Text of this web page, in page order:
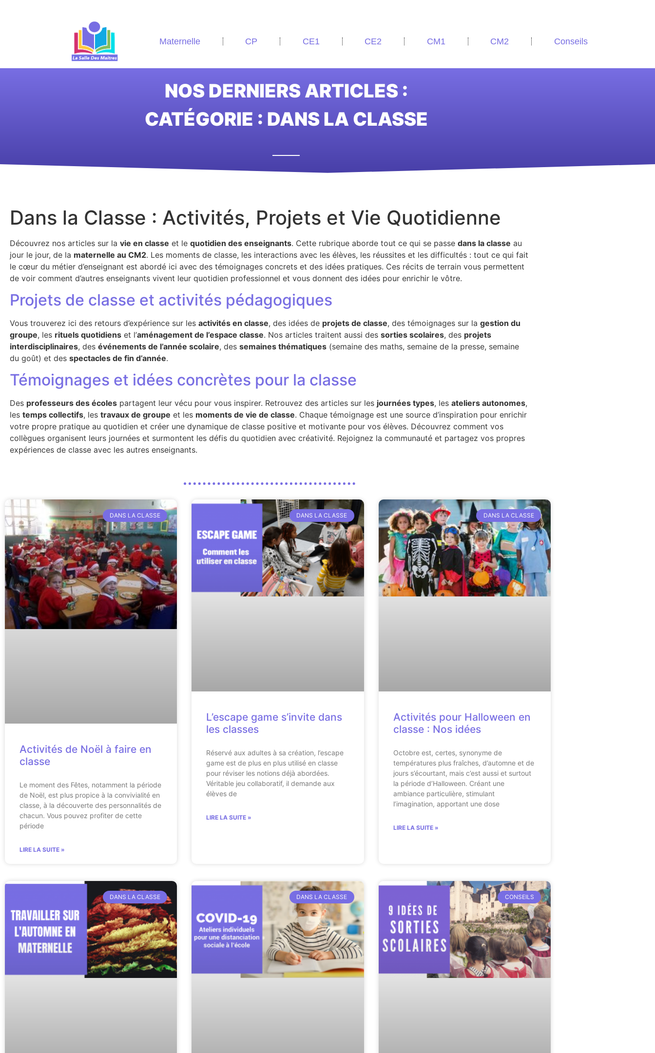
Maternelle CP CE1 CE2 CM1 CM2 Conseils
NOS DERNIERS ARTICLES :
CATÉGORIE : DANS LA CLASSE
Dans la Classe : Activités, Projets et Vie Quotidienne
Découvrez nos articles sur la vie en classe et le quotidien des enseignants. Cette rubrique aborde tout ce qui se passe dans la classe au
jour le jour, de la maternelle au CM2. Les moments de classe, les interactions avec les élèves, les réussites et les difficultés : tout ce qui fait
le cœur du métier d’enseignant est abordé ici avec des témoignages concrets et des idées pratiques. Ces récits de terrain vous permettent
de voir comment d’autres enseignants vivent leur quotidien professionnel et vous donnent des idées pour enrichir le vôtre.
Projets de classe et activités pédagogiques
Vous trouverez ici des retours d’expérience sur les activités en classe, des idées de projets de classe, des témoignages sur la gestion du
groupe, les rituels quotidiens et l’aménagement de l’espace classe. Nos articles traitent aussi des sorties scolaires, des projets
interdisciplinaires, des événements de l’année scolaire, des semaines thématiques (semaine des maths, semaine de la presse, semaine
du goût) et des spectacles de fin d’année.
Témoignages et idées concrètes pour la classe
Des professeurs des écoles partagent leur vécu pour vous inspirer. Retrouvez des articles sur les journées types, les ateliers autonomes,
les temps collectifs, les travaux de groupe et les moments de vie de classe. Chaque témoignage est une source d’inspiration pour enrichir
votre propre pratique au quotidien et créer une dynamique de classe positive et motivante pour vos élèves. Découvrez comment vos
collègues organisent leurs journées et surmontent les défis du quotidien avec créativité. Rejoignez la communauté et partagez vos propres
expériences de classe avec les autres enseignants.
DANS LA CLASSE
Activités de Noël à faire en
classe
Le moment des Fêtes, notamment la période
de Noël, est plus propice à la convivialité en
classe, à la découverte des personnalités de
chacun. Vous pouvez profiter de cette
période
LIRE LA SUITE »
DANS LA CLASSE
L’escape game s’invite dans
les classes
Réservé aux adultes à sa création, l’escape
game est de plus en plus utilisé en classe
pour réviser les notions déjà abordées.
Véritable jeu collaboratif, il demande aux
élèves de
LIRE LA SUITE »
DANS LA CLASSE
Activités pour Halloween en
classe : Nos idées
Octobre est, certes, synonyme de
températures plus fraîches, d’automne et de
jours s’écourtant, mais c’est aussi et surtout
la période d’Halloween. Créant une
ambiance particulière, stimulant
l’imagination, apportant une dose
LIRE LA SUITE »
DANS LA CLASSE DANS LA CLASSE CONSEILS